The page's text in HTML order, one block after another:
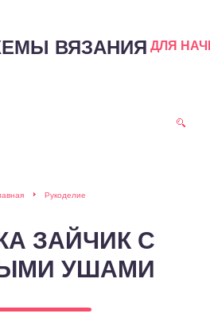
ВЯЗАНИЯ ДЛЯ
Рукоделие
ЗАЙЧИК С
УШАМИ